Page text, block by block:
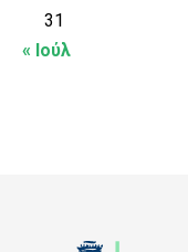
31
« Ιούλ